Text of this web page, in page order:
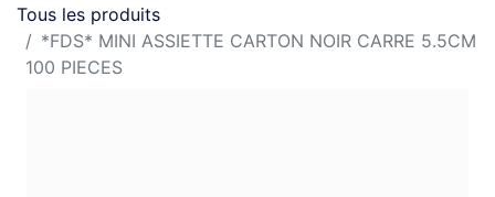
Tous les produits
*FDS* MINI ASSIETTE CARTON NOIR CARRE 5.5CM
100 PIECES